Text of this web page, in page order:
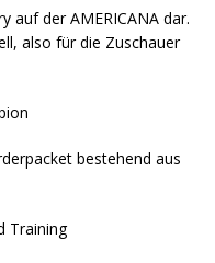
auf der AMERICANA dar.
also für die Zuschauer
bestehend aus
Training